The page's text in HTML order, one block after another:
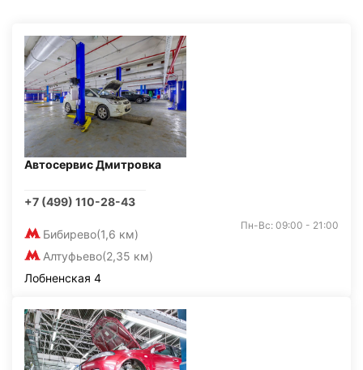
Автосервис Дмитровка
+7 (499) 110-28-43
Бибирево(1,6 км)
Алтуфьево(2,35 км)
Пн-Вс: 09:00 - 21:00
Лобненская 4